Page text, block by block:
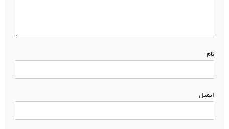
نام
ایمیل